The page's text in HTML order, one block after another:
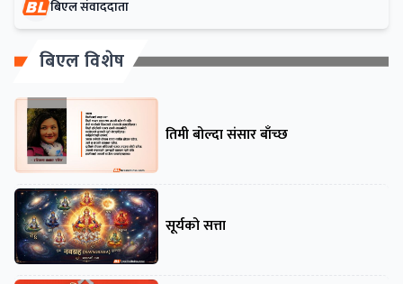
बिएल संवाददाता
बिएल विशेष
तिमी बोल्दा संसार बाँच्छ
सूर्यको सत्ता